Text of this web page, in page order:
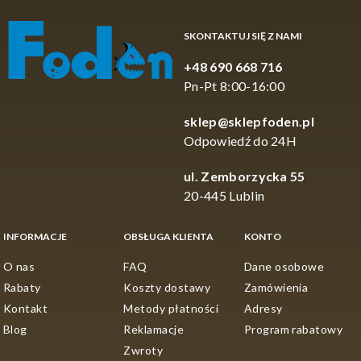
Booster CC Moore Life
System - 500ml -
zastosowanie w
zalewach/dipach
wspierający zalewę, dip albo przynętę haczykową,
gdy zależy Ci na uporządkowanym profilu pracy
całego układu.
Taki wybór bywa wygodny, jeśli budujesz zestaw krok
po kroku i chcesz, by przynęta oraz towarzyszące jej
elementy grały w jednym kierunku.
SKONTAKTUJ SIĘ Z NAMI
+48 690 668 716
Pn-Pt 8:00-16:00
sklep@sklepfoden.pl
Odpowiedź do 24H
ul. Zemborzycka 55
20-445 Lublin
INFORMACJE
O nas
Rabaty
Kontakt
Blog
OBSŁUGA KLIENTA
FAQ
Koszty dostawy
Metody płatności
Reklamacje
Zwroty
KONTO
Dane osobowe
Zamówienia
Adresy
Program rabatowy